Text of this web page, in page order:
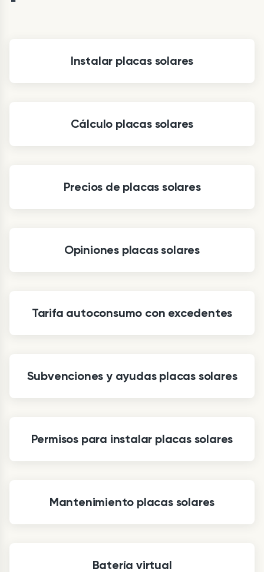
Instalar placas solares
Cálculo placas solares
Precios de placas solares
Opiniones placas solares
Tarifa autoconsumo con excedentes
Subvenciones y ayudas placas solares
Permisos para instalar placas solares
Mantenimiento placas solares
Batería virtual